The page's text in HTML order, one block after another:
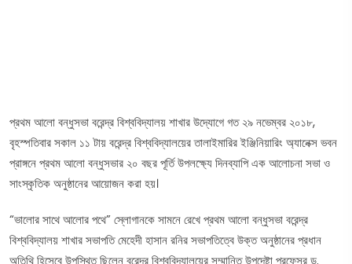
প্রথম আলো বন্ধুসভা বরেন্দ্র বিশ্ববিদ্যালয় শাখার উদ্যোগে গত ২৯ নভেম্বর ২০১৮,
বৃহস্পতিবার সকাল ১১ টায় বরেন্দ্র বিশ্ববিদ্যালয়ের তালাইমারির ইঞ্জিনিয়ারিং অ্যানেক্স ভবন
প্রাঙ্গনে প্রথম আলো বন্ধুসভার ২০ বছর পূর্তি উপলক্ষ্যে দিনব্যাপি এক আলোচনা সভা ও
সাংস্কৃতিক অনুষ্ঠানের আয়োজন করা হয়।
“ভালোর সাথে আলোর পথে” স্লোগানকে সামনে রেখে প্রথম আলো বন্ধুসভা বরেন্দ্র
বিশ্ববিদ্যালয় শাখার সভাপতি মেহেদী হাসান রনির সভাপতিত্বে উক্ত অনুষ্ঠানের প্রধান
অতিথি হিসেবে উপস্থিত ছিলেন বরেন্দ্র বিশ্ববিদ্যালয়ের সম্মানিত উপদেষ্টা প্রফেসর ড.